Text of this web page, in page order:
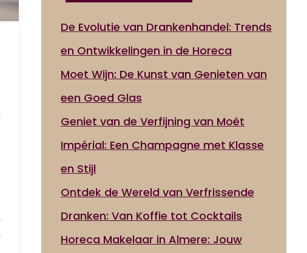
De Evolutie van Drankenhandel: Trends
en Ontwikkelingen in de Horeca
Moet Wijn: De Kunst van Genieten van
een Goed Glas
Geniet van de Verfijning van Moët
Impérial: Een Champagne met Klasse
en Stijl
Ontdek de Wereld van Verfrissende
Dranken: Van Koffie tot Cocktails
Horeca Makelaar in Almere: Jouw